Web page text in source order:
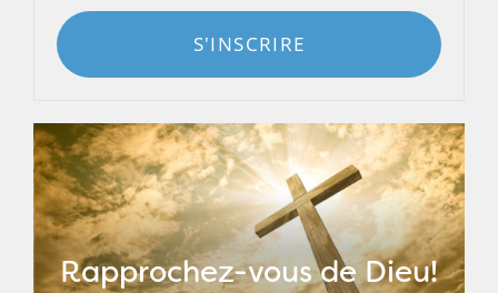
S'INSCRIRE
Rapprochez-vous de Dieu!